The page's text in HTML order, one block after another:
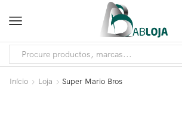
Início Loja Super Mario Bros